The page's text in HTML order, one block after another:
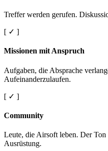
Treffer werden gerufen.
[ ✓ ]
Missionen mit Anspruch
Aufgaben, die Absprache
Aufeinanderzulaufen.
[ ✓ ]
Community
Leute, die Airsoft leben. Der
Ausrüstung.